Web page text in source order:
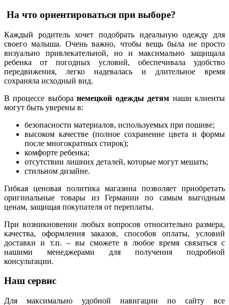
На что ориентироваться при выборе?
Каждый родитель хочет подобрать идеальную одежду для
своего малыша. Очень важно, чтобы вещь была не просто
визуально привлекательной, но и максимально защищала
ребенка от погодных условий, обеспечивала удобство
передвижения, легко надевалась и длительное время
сохраняла исходный вид.
В процессе выборанемецкой одежды детям наши клиенты
могут быть уверены в:
безопасности материалов, используемых при пошиве;
высоком качестве (полное сохранение цвета и формы
после многократных стирок);
комфорте ребенка;
отсутствии лишних деталей, которые могут мешать;
стильном дизайне.
Гибкая ценовая политика магазина позволяет приобретать
оригинальные товары из Германии по самым выгодным
ценам, защищая покупателя от переплаты.
При возникновении любых вопросов относительно размера,
качества, оформления заказов, способов оплаты, условий
доставки и т.п. – вы сможете в любое время связаться с
нашими менеджерами для получения подробной
консультации.
Наш сервис
Для максимально удобной навигации по сайту все